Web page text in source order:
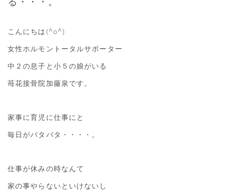
こんにちは(^o^)
女性ホルモントータルサポーター
中２の息子と小５の娘がいる
苺花接骨院加藤泉です。
家事に育児に仕事にと
毎日がバタバタ・・・・。
仕事が休みの時なんて
家の事やらないといけないし